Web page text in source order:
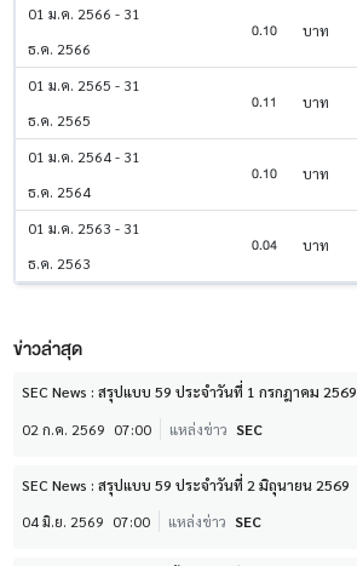
01 ม.ค. 2566 - 31
ธ.ค. 2566
0.10 บาท
01 ม.ค. 2565 - 31
ธ.ค. 2565
0.11 บาท
01 ม.ค. 2564 - 31
ธ.ค. 2564
0.10 บาท
01 ม.ค. 2563 - 31
ธ.ค. 2563
0.04 บาท
ข่าวล่าสุด
SEC News : สรุปแบบ 59 ประจำวันที่ 1 กรกฎาคม 2569
02 ก.ค. 2569 07:00 แหล่งข่าว SEC
SEC News : สรุปแบบ 59 ประจำวันที่ 2 มิถุนายน 2569
04 มิ.ย. 2569 07:00 แหล่งข่าว SEC